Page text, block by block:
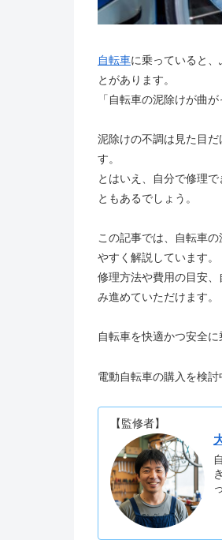
自転車に乗っていると
とがあります。
「自転車の泥除けが曲
泥除けの不調は見た目
す。
とはいえ、自分で修理
ともあるでしょう。
この記事では、自転車
やすく解説しています。
修理方法や費用の目安
み進めていただけます。
自転車を快適かつ安全
電動自転車の購入を検
【監修者】